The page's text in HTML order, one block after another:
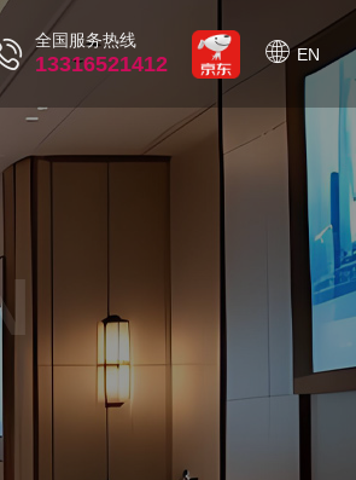
全国服务热线
13316521412 EN